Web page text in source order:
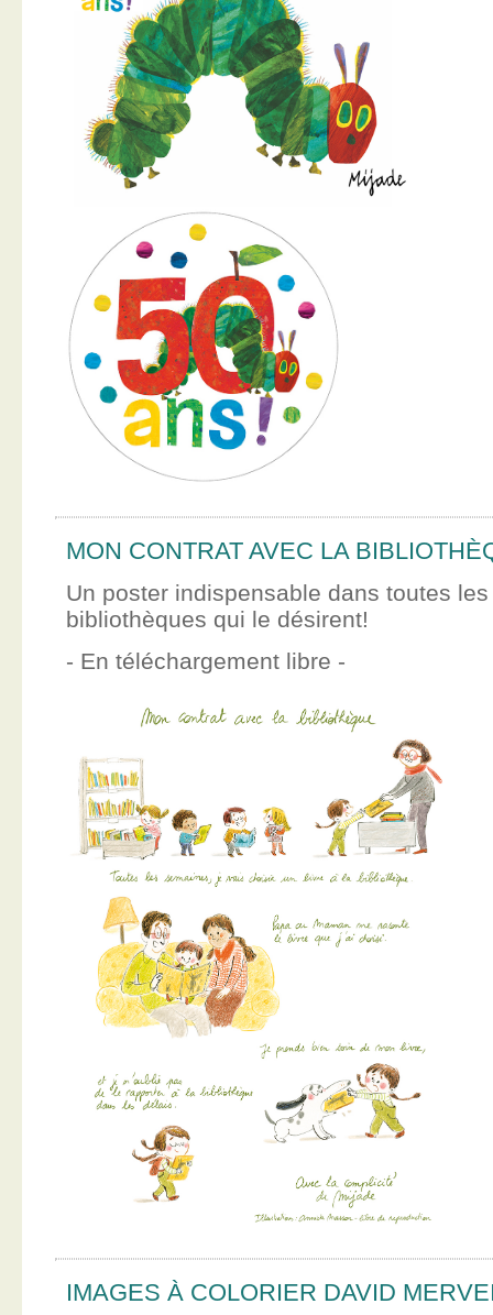
MON CONTRAT AVEC LA
Un poster indispensable dans toutes
bibliothèques qui le désirent!
- En téléchargement libre -
IMAGES À COLORIER DAVID